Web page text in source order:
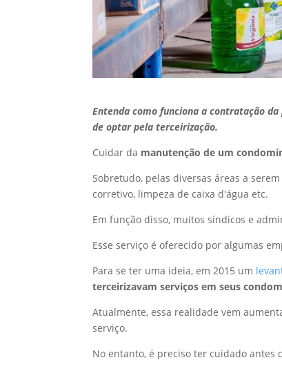
Entenda como funciona a contratação
de optar pela terceirização.
Cuidar da manutenção de um
Sobretudo, pelas diversas áreas a
corretivo, limpeza de caixa d'água etc.
Em função disso, muitos síndicos e
Esse serviço é oferecido por algumas
Para se ter uma ideia, em 2015 um
terceirizavam serviços em seus
Atualmente, essa realidade vem
serviço.
No entanto, é preciso ter cuidado antes